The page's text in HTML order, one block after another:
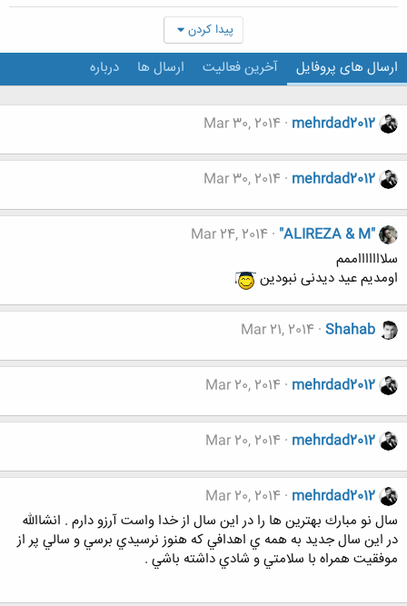
پیدا کردن
ارسال های پروفایل آخرین فعالیت ارسال ها درباره
mehrdad2012
Mar 30, 2014
mehrdad2012
Mar 30, 2014
"ALIREZA & M"
Mar 24, 2014
سلاااااااممم
اومدیم عید دیدنی نبودین
Shahab
Mar 21, 2014
mehrdad2012
Mar 20, 2014
mehrdad2012
Mar 20, 2014
mehrdad2012
Mar 20, 2014
سال نو مبارك بهترين ها را در اين سال از خدا واست آرزو دارم . انشاالله
در اين سال جديد به همه ي اهدافي كه هنوز نرسيدي برسي و سالي پر از
موفقيت همراه با سلامتي و شادي داشته باشي .